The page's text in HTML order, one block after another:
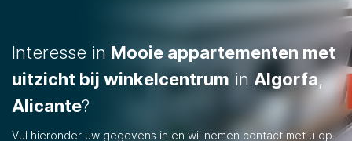
Interesse in Mooie appartementen met
uitzicht bij winkelcentrum in Algorfa,
Alicante?
Vul hieronder uw gegevens in en wij nemen contact met u op.